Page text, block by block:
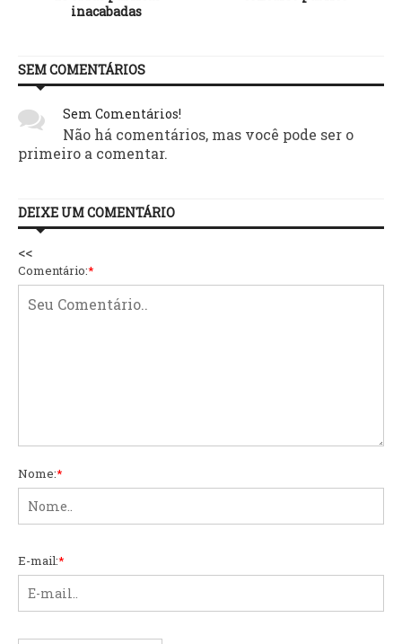
inacabadas
SEM COMENTÁRIOS
Sem Comentários!
Não há comentários, mas você pode ser o
primeiro a comentar.
DEIXE UM COMENTÁRIO
<<
Comentário:*
Nome:*
E-mail:*